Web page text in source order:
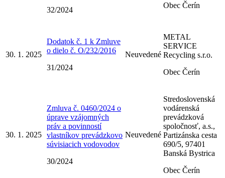
32/2024
Obec Čerín
30. 1. 2025
Dodatok č. 1 k Zmluve
o dielo č. O/232/2016
31/2024
Neuvedené
METAL
SERVICE
Recycling s.r.o.
Obec Čerín
30. 1. 2025
Zmluva č. 0460/2024 o
úprave vzájomných
práv a povinností
vlastníkov prevádzkovo
súvisiacich vodovodov
30/2024
Neuvedené
Stredoslovenská
vodárenská
prevádzková
spoločnosť, a.s.,
Partizánska cesta
690/5, 97401
Banská Bystrica
Obec Čerín